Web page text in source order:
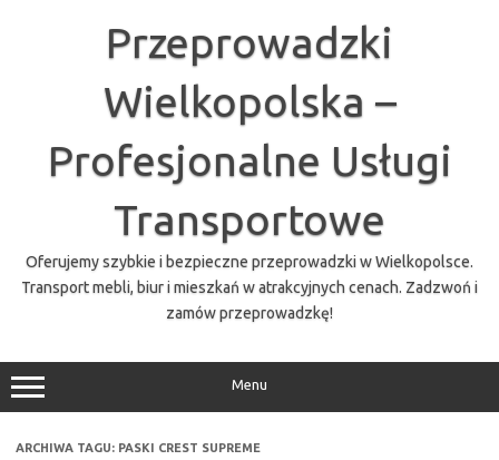
Przeprowadzki
Wielkopolska –
Profesjonalne Usługi
Transportowe
Oferujemy szybkie i bezpieczne przeprowadzki w Wielkopolsce.
Transport mebli, biur i mieszkań w atrakcyjnych cenach. Zadzwoń i
zamów przeprowadzkę!
Menu
ARCHIWA TAGU: PASKI CREST SUPREME